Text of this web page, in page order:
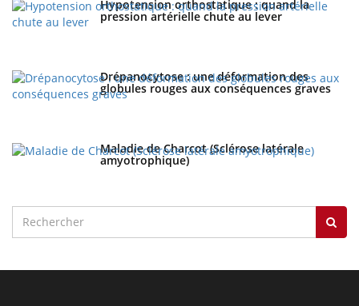
Hypotension orthostatique : quand la
pression artérielle chute au lever
Drépanocytose : une déformation des
globules rouges aux conséquences graves
Maladie de Charcot (Sclérose latérale
amyotrophique)